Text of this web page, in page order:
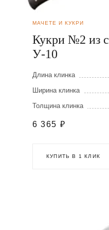
МАЧЕТЕ И КУКРИ
Кукри №2 из
У-10
Длина клинка
Ширина клинка
Толщина клинка
6 365 ₽
КУПИТЬ В 1 КЛИК